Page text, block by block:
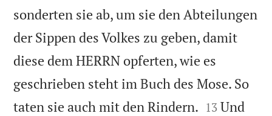
sonderten sie ab, um sie den Abteilungen
der Sippen des Volkes zu geben, damit
diese dem HERRN opferten, wie es
geschrieben steht im Buch des Mose. So
taten sie auch mit den Rindern. 

13 Und